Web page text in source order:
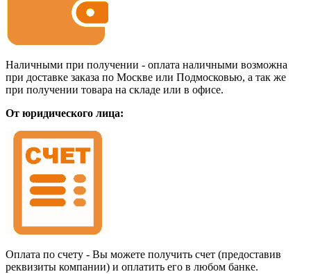
Наличными при получении - оплата наличными возможна
при доставке заказа по Москве или Подмосковью, а так же
при получении товара на складе или в офисе.
От юридического лица:
Оплата по счету - Вы можете получить счет (предоставив
реквизиты компании) и оплатить его в любом банке.